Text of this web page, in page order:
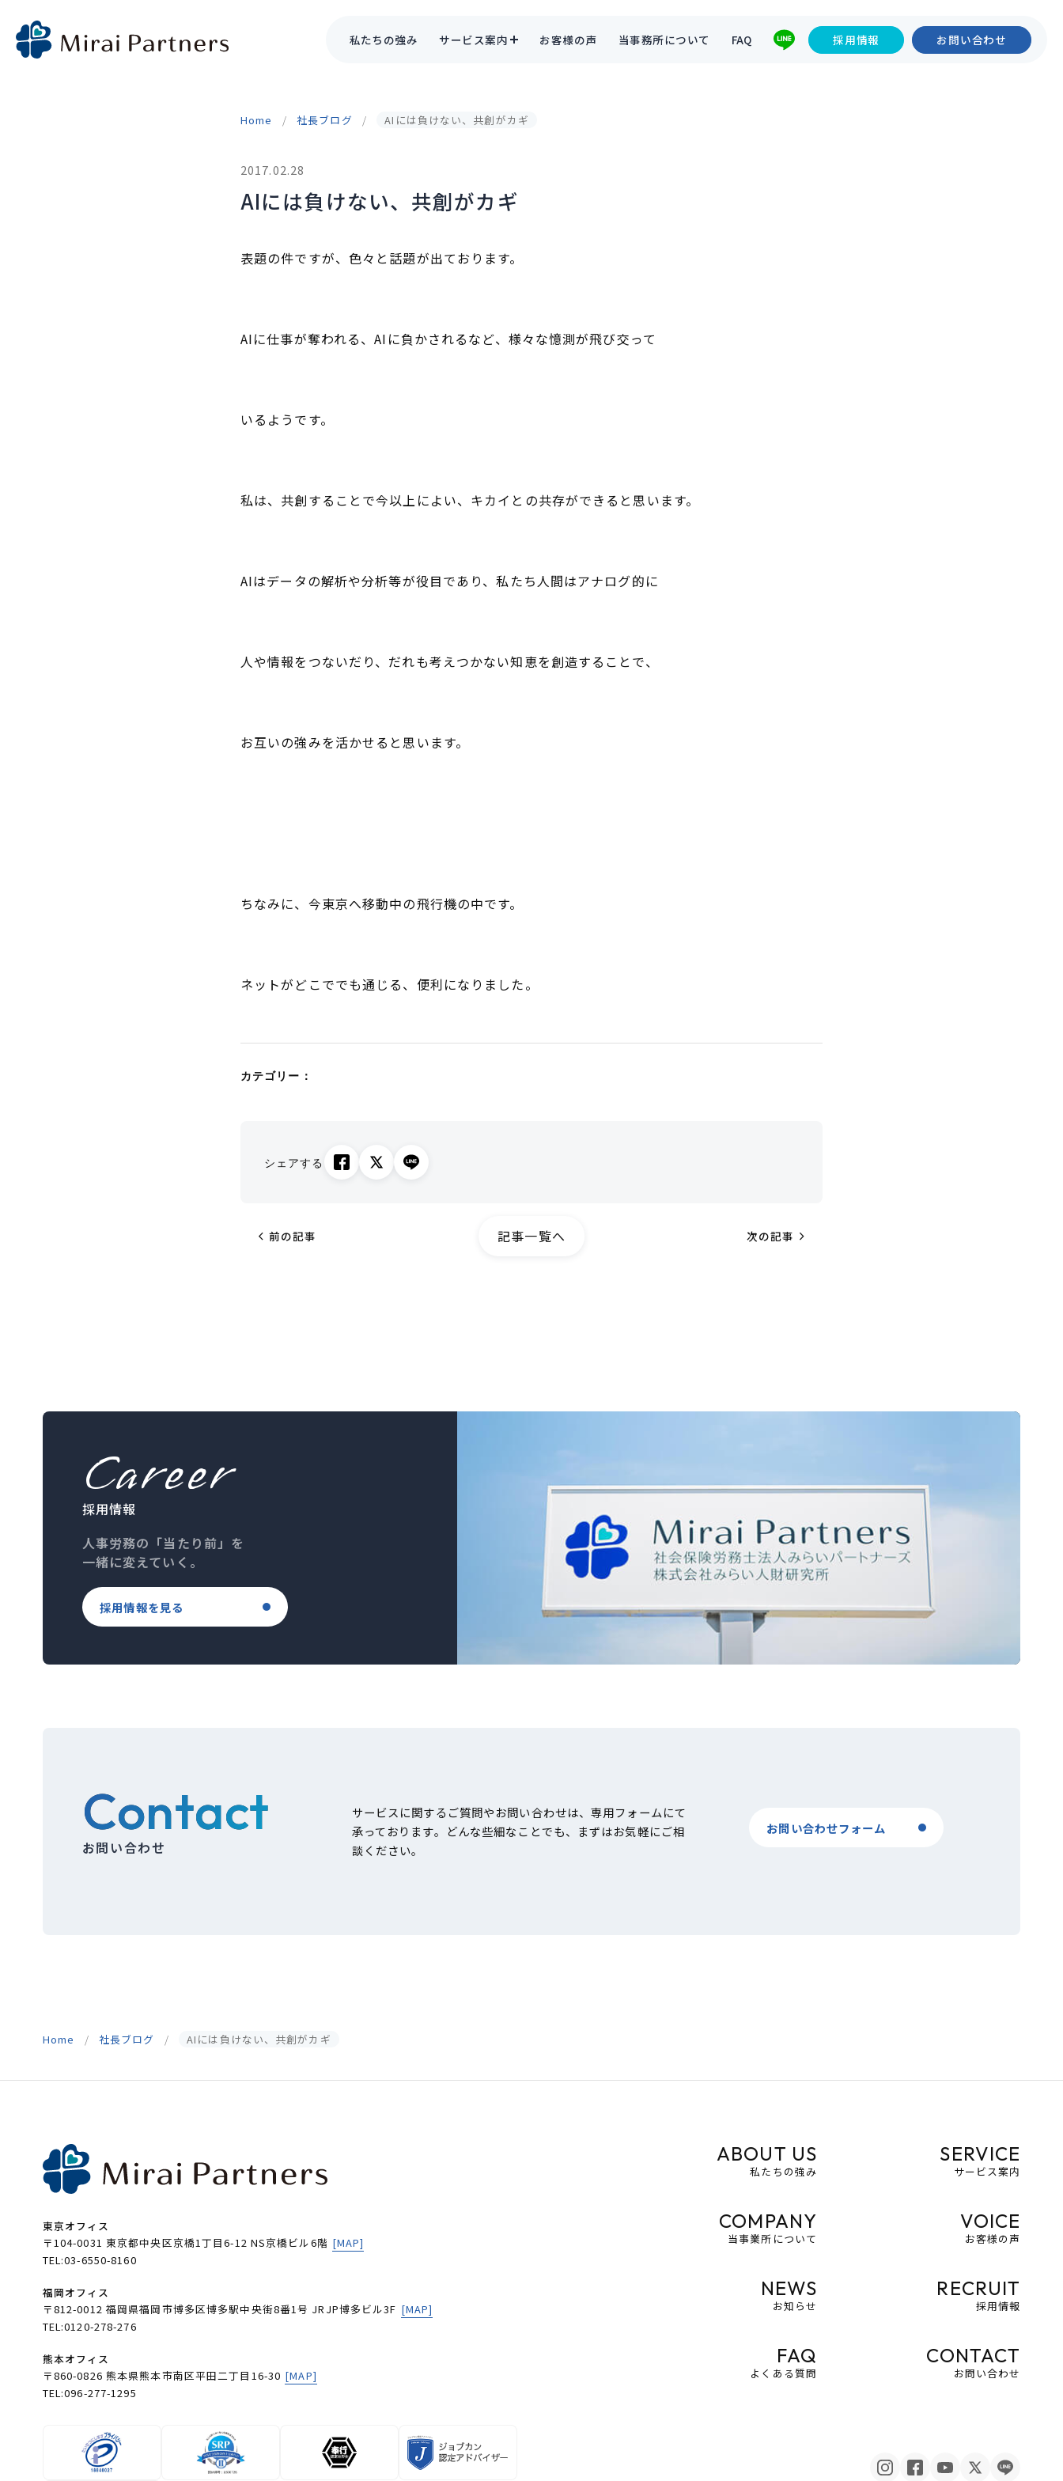
私たちの強み サービス案内 お客様の声 当事務所について FAQ 採用情報 お問い合わせ
Home 社長ブログ AIには負けない、共創がカギ
2017.02.28
AIには負けない、共創がカギ
表題の件ですが、色々と話題が出ております。
AIに仕事が奪われる、AIに負かされるなど、様々な憶測が飛び交って
いるようです。
私は、共創することで今以上によい、キカイとの共存ができると思います。
AIはデータの解析や分析等が役目であり、私たち人間はアナログ的に
人や情報をつないだり、だれも考えつかない知恵を創造することで、
お互いの強みを活かせると思います。
ちなみに、今東京へ移動中の飛行機の中です。
ネットがどこででも通じる、便利になりました。
カテゴリー：
シェアする
chevron_left 前の記事 記事一覧へ 次の記事 navigate_next
Career
採用情報
人事労務の「当たり前」を
一緒に変えていく。
採用情報を見る
Contact
お問い合わせ
サービスに関するご質問やお問い合わせは、専用フォームにて
承っております。どんな些細なことでも、まずはお気軽にご相
談ください。
お問い合わせフォーム
Home 社長ブログ AIには負けない、共創がカギ
東京オフィス
〒104-0031 東京都中央区京橋1丁目6-12 NS京橋ビル6階 [MAP]
TEL:03-6550-8160
福岡オフィス
〒812-0012 福岡県福岡市博多区博多駅中央街8番1号 JRJP博多ビル3F [MAP]
TEL:0120-278-276
熊本オフィス
〒860-0826 熊本県熊本市南区平田二丁目16-30 [MAP]
TEL:096-277-1295
ABOUT US
私たちの強み
SERVICE
サービス案内
COMPANY
当事業所について
VOICE
お客様の声
NEWS
お知らせ
RECRUIT
採用情報
FAQ
よくある質問
CONTACT
お問い合わせ